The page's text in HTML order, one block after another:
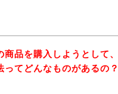
商品を購入しようとして
ってどんなものがあるの